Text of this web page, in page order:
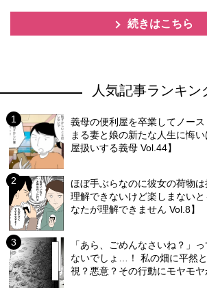
続きはこちら
人気記事ランキン
義母の便利屋を卒業してノー
まる妻と娘の新たな人生に悔
屋扱いする義母 Vol.44】
ほぼ手ぶらなのに彼女の荷物
理解できないけど楽しまない
なたが理解できません Vol.8】
「あら、ごめんなさいね？」
ないでしょ…！ 私の畑に平然
視？悪意？その行動にモヤモ